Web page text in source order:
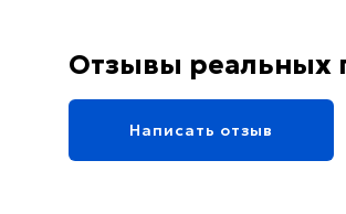
Отзывы реальных
Написать отзыв